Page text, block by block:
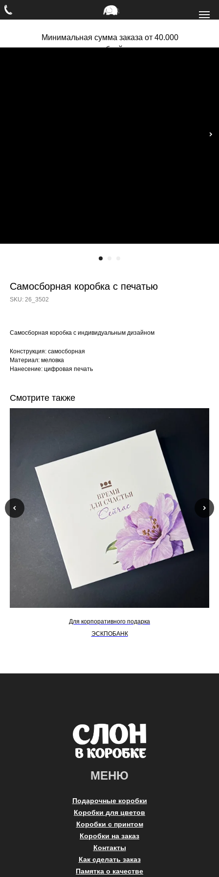
Минимальная сумма заказа от 40.000
рублей
Самосборная коробка с печатью
SKU: 26_3502
Самосборная коробка с индивидуальным дизайном
Конструкция: самосборная
Материал: меловка
Нанесение: цифровая печать
Смотрите также
Для корпоративного подарка
ЭСКПОБАНК
МЕНЮ
Подарочные коробки
Коробки для цветов
Коробки с принтом
Коробки на заказ
Контакты
Как сделать заказ
Памятка о качестве